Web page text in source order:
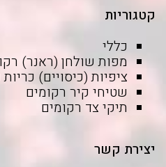
קטגוריות
כללי
מפות שולחן (ראנר)
ציפיות (כיסויים)
שטיחי קיר רקומים
תיקי צד רקומים
יצירת קשר